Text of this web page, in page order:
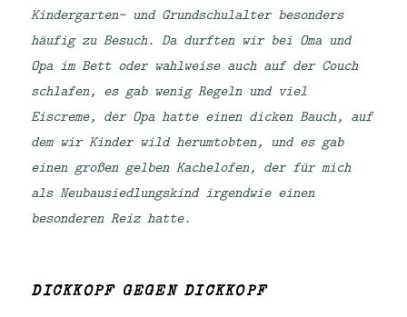
Kindergarten- und Grundschulalter besonders
häufig zu Besuch. Da durften wir bei Oma und
Opa im Bett oder wahlweise auch auf der Couch
schlafen, es gab wenig Regeln und viel
Eiscreme, der Opa hatte einen dicken Bauch, auf
dem wir Kinder wild herumtobten, und es gab
einen großen gelben Kachelofen, der für mich
als Neubausiedlungskind irgendwie einen
besonderen Reiz hatte.
DICKKOPF GEGEN DICKKOPF